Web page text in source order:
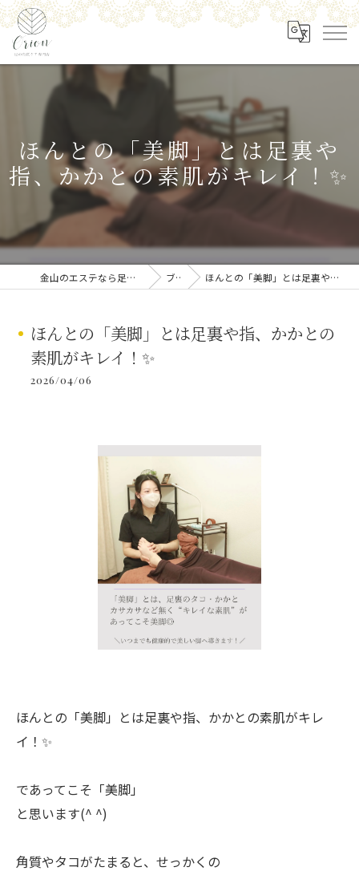
ほんとの「美脚」とは足裏や
指、かかとの素肌がキレイ！✨
金山のエステなら足の角質ケア専門店 Orion ブログ ほんとの「美脚」とは足裏や指、かかとの素肌がキレイ！✨
ほんとの「美脚」とは足裏や指、かかとの
素肌がキレイ！✨
2026/04/06
ほんとの「美脚」とは足裏や指、かかとの素肌がキレ
イ！✨
であってこそ「美脚」
と思います(^ ^)
角質やタコがたまると、せっかくの